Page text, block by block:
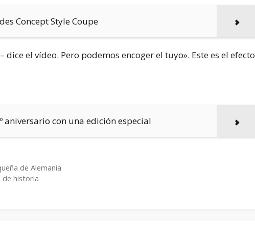
Concept Style Coupe
dice el vídeo. Pero podemos encoger el tuyo». Este es el efecto
aniversario con una edición especial
de Alemania
de historia